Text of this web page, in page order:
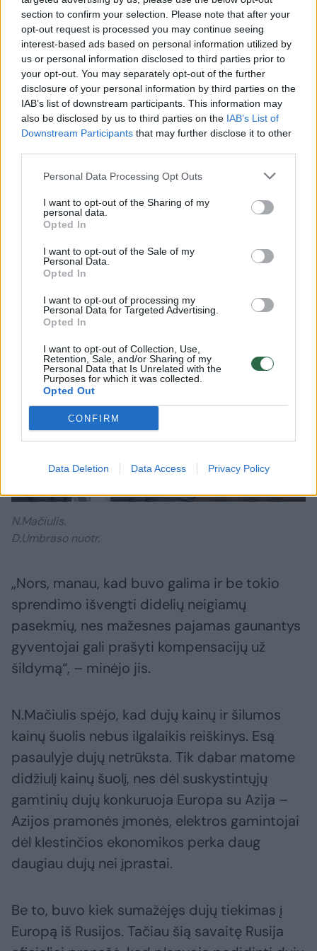
section to confirm your selection. Please note that after your
opt-out request is processed you may continue seeing
interest-based ads based on personal information utilized by
us or personal information disclosed to third parties prior to
your opt-out. You may separately opt-out of the further
disclosure of your personal information by third parties on the
IAB’s list of downstream participants. This information may
also be disclosed by us to third parties on the IAB’s List of
Downstream Participants that may further disclose it to other
Personal Data Processing Opt Outs
I want to opt-out of the Sharing of my
personal data.
Opted In
I want to opt-out of the Sale of my
Personal Data.
Opted In
I want to opt-out of processing my
Personal Data for Targeted Advertising.
Opted In
I want to opt-out of Collection, Use,
Retention, Sale, and/or Sharing of my
Personal Data that Is Unrelated with the
Purposes for which it was collected.
Opted Out
CONFIRM
Data Deletion Data Access Privacy Policy
išskirti ilgesniam laikotarpiui“, – „Žinių radijo“
eteryje kalbėjo N.Mačiulis.
Jo nuomone, Vilniaus savivaldybės
pasiūlytas sprendimas iš esmės reiškia, kad
šilumos tiekimo įmonės ar Vilniaus
savivaldybė pasiskolins ir trumpuoju
būtų gerokai didesnės, nei tokio mechanizmo
netaikant. Tik kitais metais gyventojai už tai
susimokės. Pasak banko atstovo, tai tam
tikras apsidraudimas, kad dalis namų ūkių
nepatirtų didelio šildymo kainų šuolio.
Daugiau nuotraukų (6)
N.Mačiulis.
D.Umbraso nuotr.
„Nors, manau, kad buvo galima ir be tokio
sprendimo išvengti didelių neigiamų
pasekmių, nes mažesnes pajamas gaunantys
gyventojai gali prašyti kompensacijų už
šildymą“, – minėjo jis.
N.Mačiulis spėjo, kad dujų kainų ir šilumos
kainų šuolis nebus ilgalaikis reiškinys. Esą
pasaulyje dujų netrūksta. Tik dabar matome
didžiulį kainų šuolį, nes dėl suskystintųjų
gamtinių dujų konkuruoja Europa su Azija –
Azijos pramonės įmonės, elektros gamintojai
dėl klestinčios ekonomikos perka daug
daugiau dujų nei įprastai.
Be to, buvo kiek sumažėjęs dujų tiekimas į
Europą iš Rusijos. Tačiau šią savaitę Rusija